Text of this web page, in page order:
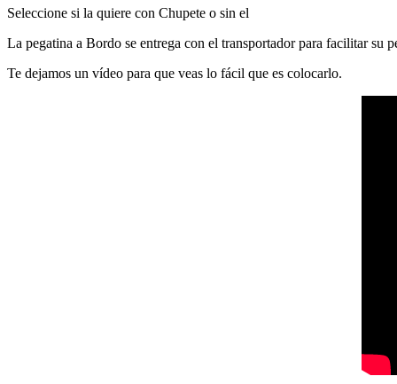
Seleccione si la quiere con Chupete o sin el
La pegatina a Bordo se entrega con el transportador para facilitar su
Te dejamos un vídeo para que veas lo fácil que es colocarlo.